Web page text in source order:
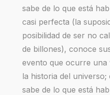
sabe de lo que está
casi perfecta (la
posibilidad de ser no
de billones), conoce
evento que ocurre una
la historia del
sabe de lo que está